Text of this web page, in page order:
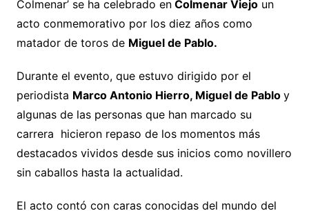
Colmenar’ se ha celebrado enColmenar Viejoun
acto conmemorativo por los diez años como
matador de toros de Miguel de Pablo.
Durante el evento, que estuvo dirigido por el
periodista Marco Antonio Hierro, Miguel de Pablo y
algunas de las personas que han marcado su
carrera hicieron repaso de los momentos más
destacados vividos desde sus inicios como novillero
sin caballos hasta la actualidad.
El acto contó con caras conocidas del mundo del